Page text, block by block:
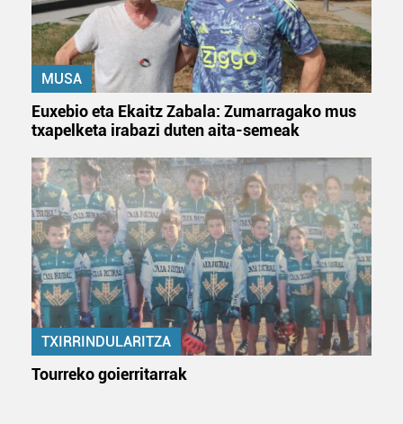
Lortu zure datu pertsonalak prozesatzeko moduari
buruzko informazio gehiago eta ezarri zure lehentasunak
datuen atalean. Edozein unetan alda edo ken dezakezu
zure baimena Cookieen adierazpenean.
Webgune honek cookie propioak eta hirugarrenen cookie-
fitxategiak erabiltzen ditu. Zure esperientzia eta
zerbitzuak hobetzeko asmoz, cookie teknologiaz
baliatzen gara. Ohar hau onartuz gero, teknologia hori
erabiltzeko baimen esplizitua ematen diguzu.Gehiago
irakurri
MUSA
Euxebio eta Ekaitz Zabala: Zumarragako mus
txapelketa irabazi duten aita-semeak
TXIRRINDULARITZA
Tourreko goierritarrak